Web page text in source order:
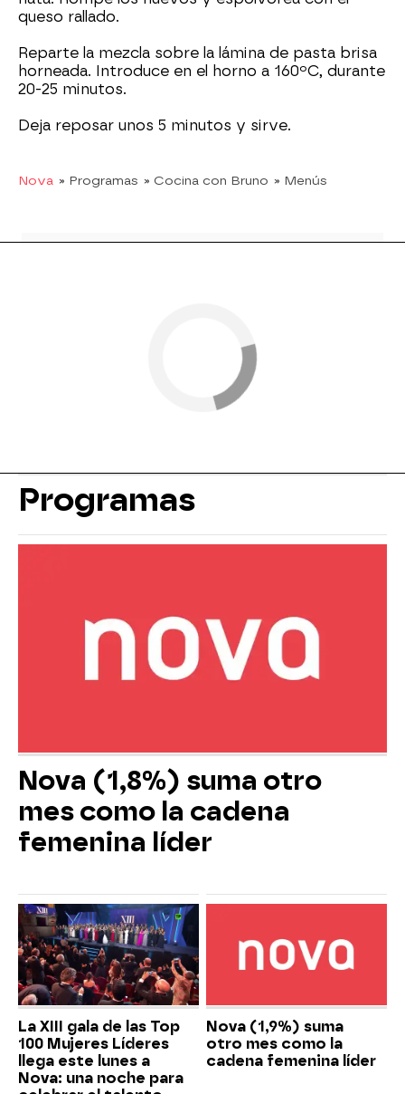
queso rallado.
Reparte la mezcla sobre la lámina de pasta brisa
horneada. Introduce en el horno a 160ºC, durante
20-25 minutos.
Deja reposar unos 5 minutos y sirve.
Nova » Programas » Cocina con Bruno » Menús
Programas
Nova (1,8%) suma otro
mes como la cadena
femenina líder
La XIII gala de las Top
100 Mujeres Líderes
llega este lunes a
Nova: una noche para
Nova (1,9%) suma
otro mes como la
cadena femenina líder